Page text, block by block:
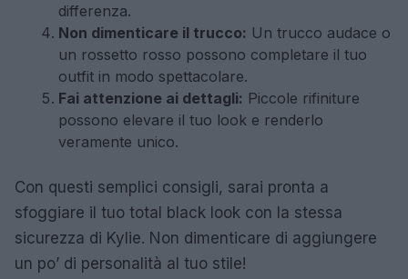
differenza.
Non dimenticare il trucco: Un trucco audace o
un rossetto rosso possono completare il tuo
outfit in modo spettacolare.
Fai attenzione ai dettagli: Piccole rifiniture
possono elevare il tuo look e renderlo
veramente unico.
Con questi semplici consigli, sarai pronta a
sfoggiare il tuo total black look con la stessa
sicurezza di Kylie. Non dimenticare di aggiungere
un po’ di personalità al tuo stile!